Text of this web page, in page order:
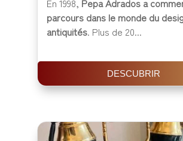
En 1998, Pepa Adrados a
parcours dans le monde du
antiquités. Plus de 20...
DESCUBRIR